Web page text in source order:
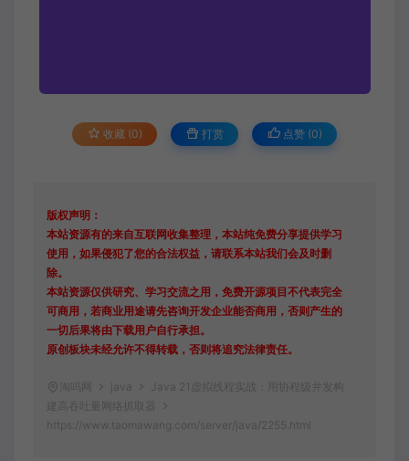
收藏 (0) 打赏 点赞 (0)
版权声明：
本站资源有的来自互联网收集整理，本站纯免费分享提供学习
使用，如果侵犯了您的合法权益，请联系本站我们会及时删
除。
本站资源仅供研究、学习交流之用，免费开源项目不代表完全
可商用，若商业用途请先咨询开发企业能否商用，否则产生的
一切后果将由下载用户自行承担。
原创板块未经允许不得转载，否则将追究法律责任。
淘吗网 java
Java 21虚拟线程实战：用协程级并发构
建高吞吐量网络抓取器
https://www.taomawang.com/server/java/2255.html